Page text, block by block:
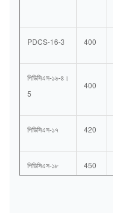
PDCS-16-3 400
পিডিসিএস-১৬-৪।
5
400
পিডিসিএস-১৭ 420
পিডিসিএস-১৮ 450